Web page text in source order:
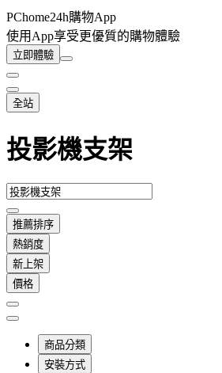
PChome24h購物App
使用App享受更優質的購物體驗
立即體驗
全站
投影機支架
推薦排序
熱銷度
新上架
價格
商品分類
安裝方式